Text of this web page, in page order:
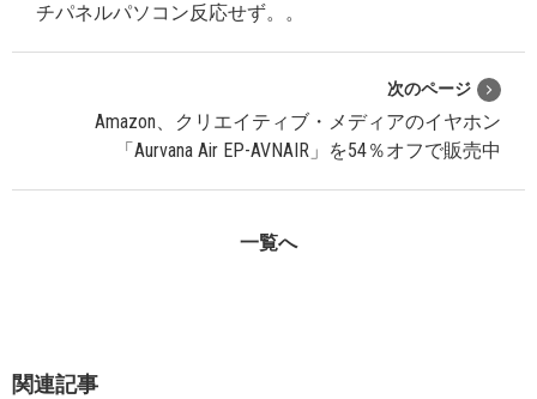
チパネルパソコン反応せず。。
次のページ
Amazon、クリエイティブ・メディアのイヤホン
「Aurvana Air EP-AVNAIR」を54％オフで販売中
一覧へ
関連記事